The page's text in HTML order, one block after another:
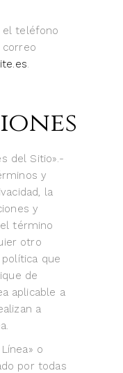
el teléfono
correo
.
del Sitio».-
y
la
y
término
otro
que
de
aplicable a
a
o
por todas